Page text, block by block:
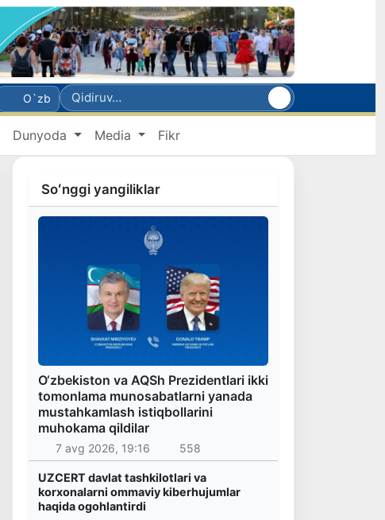
O`zb
Dunyoda Media Fikr
Soʻnggi yangiliklar
O‘zbekiston va AQSh Prezidentlari ikki
tomonlama munosabatlarni yanada
mustahkamlash istiqbollarini
muhokama qildilar
7 avg 2026, 19:16 558
UZCERT davlat tashkilotlari va
korxonalarni ommaviy kiberhujumlar
haqida ogohlantirdi